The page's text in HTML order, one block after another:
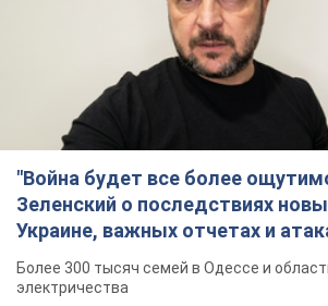
"Война будет все более
Зеленский о последствиях
Украине, важных отчетах и
противника. Видео
Более 300 тысяч семей в Одессе и
электричества